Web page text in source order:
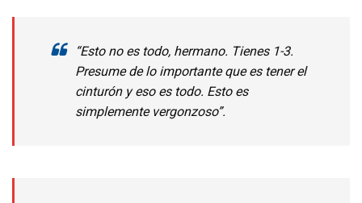
“Esto no es todo, hermano. Tienes 1-3.
Presume de lo importante que es tener el
cinturón y eso es todo. Esto es
simplemente vergonzoso”.